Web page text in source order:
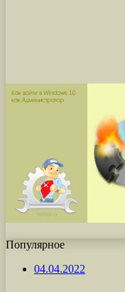
Популярное
04.04.2022